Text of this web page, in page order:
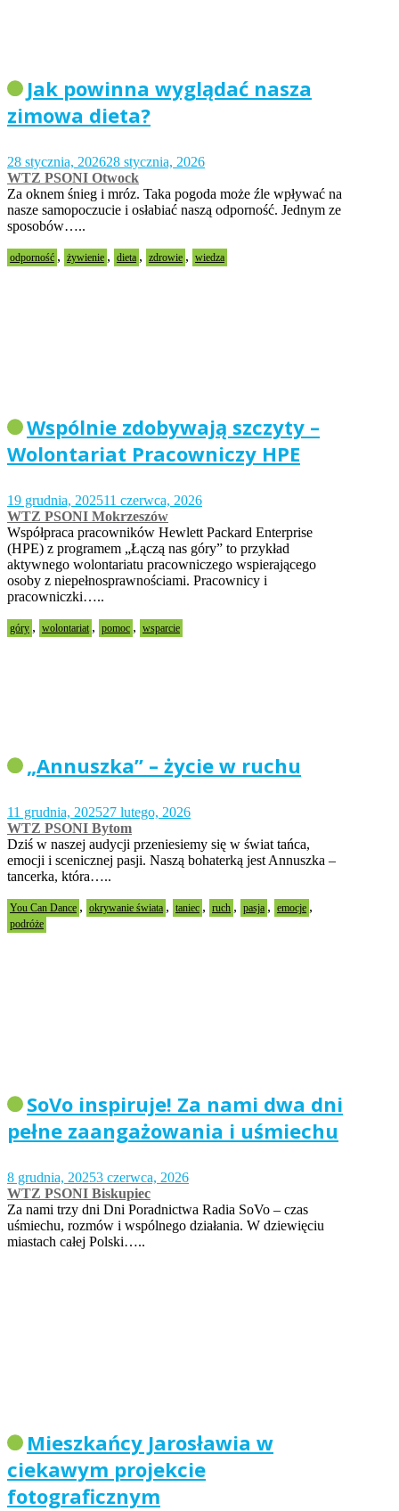
Jak powinna wyglądać nasza
zimowa dieta?
28 stycznia, 202628 stycznia, 2026
WTZ PSONI Otwock
Za oknem śnieg i mróz. Taka pogoda może źle wpływać na
nasze samopoczucie i osłabiać naszą odporność. Jednym ze
sposobów…..
odporność , żywienie , dieta , zdrowie , wiedza
Wspólnie zdobywają szczyty –
Wolontariat Pracowniczy HPE
19 grudnia, 202511 czerwca, 2026
WTZ PSONI Mokrzeszów
Współpraca pracowników Hewlett Packard Enterprise
(HPE) z programem „Łączą nas góry” to przykład
aktywnego wolontariatu pracowniczego wspierającego
osoby z niepełnosprawnościami. Pracownicy i
pracowniczki…..
góry , wolontariat , pomoc , wsparcie
„Annuszka” – życie w ruchu
11 grudnia, 202527 lutego, 2026
WTZ PSONI Bytom
Dziś w naszej audycji przeniesiemy się w świat tańca,
emocji i scenicznej pasji. Naszą bohaterką jest Annuszka –
tancerka, która…..
You Can Dance , okrywanie świata , taniec , ruch , pasja , emocje ,
podróże
SoVo inspiruje! Za nami dwa dni
pełne zaangażowania i uśmiechu
8 grudnia, 20253 czerwca, 2026
WTZ PSONI Biskupiec
Za nami trzy dni Dni Poradnictwa Radia SoVo – czas
uśmiechu, rozmów i wspólnego działania. W dziewięciu
miastach całej Polski…..
Mieszkańcy Jarosławia w
ciekawym projekcie
fotograficznym